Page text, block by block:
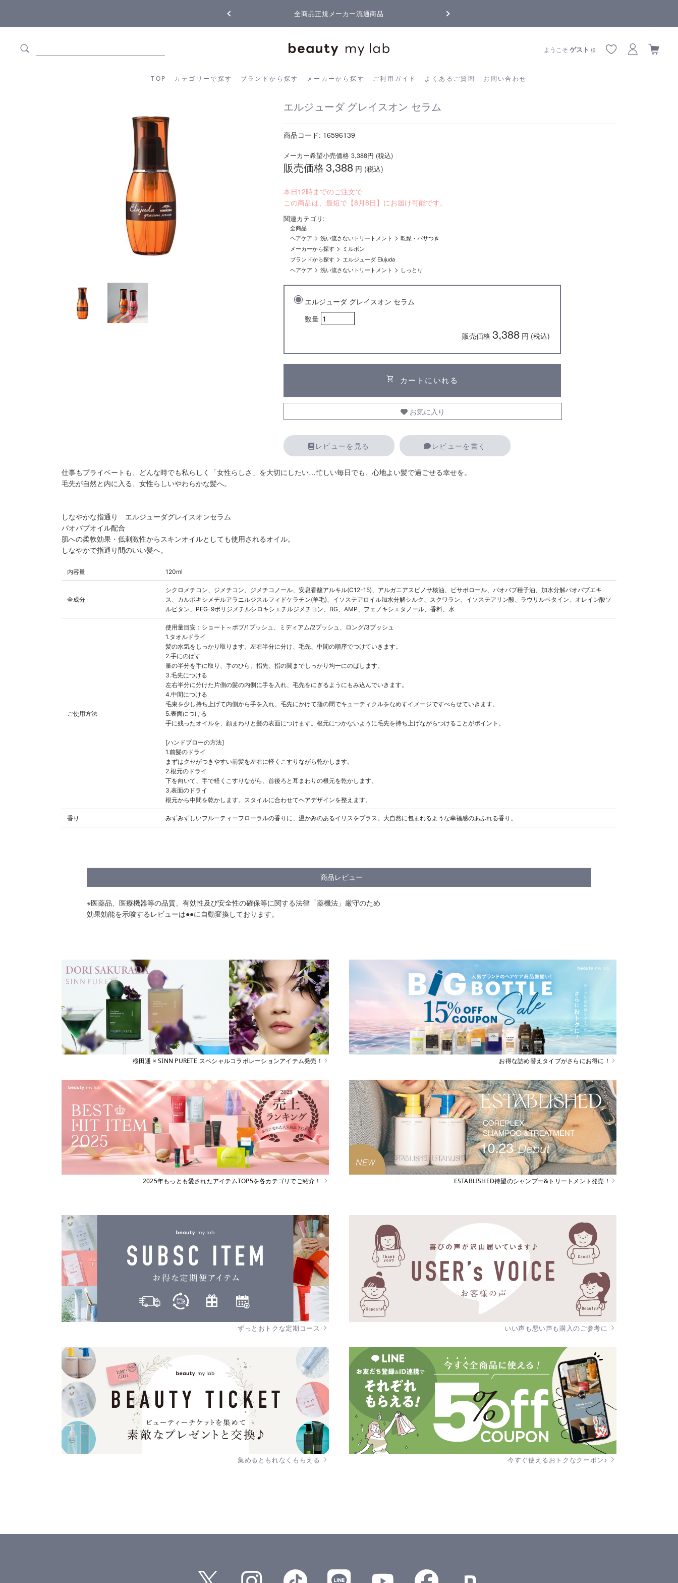
全商品正規メーカー流通商品
TOP カテゴリーで探す ブランドから探す メーカーから探す ご利用ガイド よくあるご質問 お問い合わせ
ようこそゲスト 様
カテゴリーから探す ブランドから探す メーカーから探す よくあるご質問
エルジューダ グレイスオン セラム
商品コード: 16596139
メーカー希望小売価格 3,388円 (税込)
販売価格3,388 円 (税込)
本日12時までのご注文で
この商品は、最短で【8月8日】にお届け可能です。
関連カテゴリ:
全商品
ヘアケア >洗い流さないトリートメント >乾燥・パサつき
メーカーから探す > ミルボン
ブランドから探す >エルジューダ Elujuda
ヘアケア >洗い流さないトリートメント > しっとり
エルジューダ グレイスオン セラム
数量
販売価格 3,388 円 (税込)
shopping_cart カートにいれる
お気に入り
レビューを見る レビューを書く
仕事もプライベートも、どんな時でも私らしく「女性らしさ」を大切にしたい…忙しい毎日でも、心地よい髪で過ごせる幸せを。
毛先が自然と内に入る、女性らしいやわらかな髪へ。
しなやかな指通り エルジューダグレイスオンセラム
バオバブオイル配合
肌への柔軟効果・低刺激性からスキンオイルとしても使用されるオイル。
しなやかで指通り間のいい髪へ。
内容量 120ml
全成分
シクロメチコン、ジメチコン、ジメチコノール、安息香酸アルキル(C12-15)、アルガニアスピノサ核油、ビサボロール、バオバブ種子油、加水分解バオバブエキ
ス、カルボキシメチルアラニルジスルフィドケラチン(羊毛)、イソステアロイル加水分解シルク、スクワラン、イソステアリン酸、ラウリルベタイン、オレイン酸ソ
ルビタン、PEG-9ポリジメチルシロキシエチルジメチコン、BG、AMP、フェノキシエタノール、香料、水
ご使用方法
使用量目安：ショート～ボブ/1プッシュ、ミディアム/2プッシュ、ロング/3プッシュ
1.タオルドライ
髪の水気をしっかり取ります。左右半分に分け、毛先、中間の順序でつけていきます。
2.手にのばす
量の半分を手に取り、手のひら、指先、指の間までしっかり均一にのばします。
3.毛先につける
左右半分に分けた片側の髪の内側に手を入れ、毛先をにぎるようにもみ込んでいきます。
4.中間につける
毛束を少し持ち上げて内側から手を入れ、毛先にかけて指の間でキューティクルをなめすイメージですべらせていきます。
5.表面につける
手に残ったオイルを、顔まわりと髪の表面につけます。根元につかないように毛先を持ち上げながらつけることがポイント。
[ハンドブローの方法]
1.前髪のドライ
まずはクセがつきやすい前髪を左右に軽くこすりながら乾かします。
2.根元のドライ
下を向いて、手で軽くこすりながら、首後ろと耳まわりの根元を乾かします。
3.表面のドライ
根元から中間を乾かします。スタイルに合わせてヘアデザインを整えます。
香り みずみずしいフルーティーフローラルの香りに、温かみのあるイリスをプラス。大自然に包まれるような幸福感のあふれる香り。
商品レビュー
※医薬品、医療機器等の品質、有効性及び安全性の確保等に関する法律「薬機法」厳守のため
効果効能を示唆するレビューは●●に自動変換しております。
桜田通 × SINN PURETE スペシャルコラボレーションアイテム発売！ お得な詰め替えタイプがさらにお得に！
2025年もっとも愛されたアイテムTOP5を各カテゴリでご紹介！ ESTABLISHED待望のシャンプー&トリートメント発売！
ずっとおトクな定期コース いい声も悪い声も購入のご参考に
集めるともれなくもらえる 今すぐ使えるおトクなクーポン♪